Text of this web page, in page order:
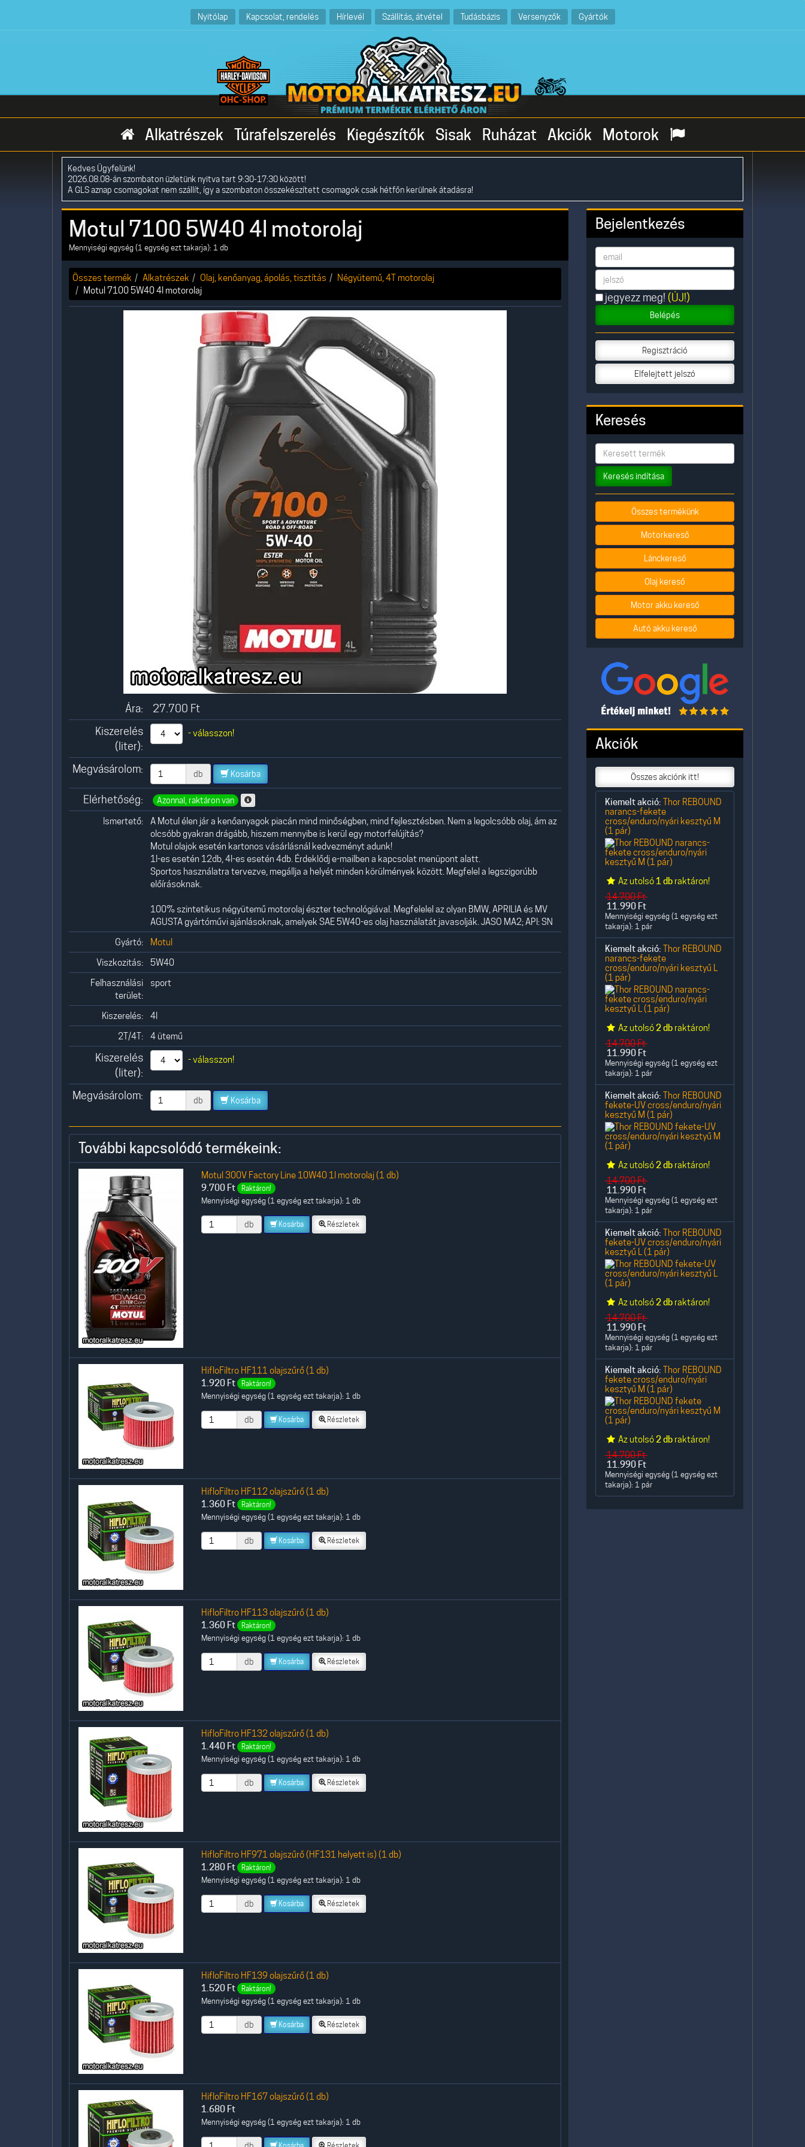
Nyitólap Kapcsolat, rendelés Hírlevél Szállítás, átvétel Tudásbázis Versenyzők Gyártók
Alkatrészek Túrafelszerelés Kiegészítők Sisak Ruházat Akciók Motorok
Kedves Ügyfelünk!
2026.08.08-án szombaton üzletünk nyitva tart 9:30-17:30 között!
A GLS aznap csomagokat nem szállít, így a szombaton összekészített csomagok csak hétfőn kerülnek átadásra!
Motul 7100 5W40 4l motorolaj
Mennyiségi egység (1 egység ezt takarja): 1 db
Összes termék Alkatrészek Olaj, kenőanyag, ápolás, tisztítás
Négyütemű, 4T motorolaj
Motul 7100 5W40 4l motorolaj
Ára: 27.700 Ft
Kiszerelés
(liter):
- válasszon!
Megvásárolom: db Kosárba
Elérhetőség: Azonnal, raktáron van
Ismertető:
A Motul élen jár a kenőanyagok piacán mind minőségben, mind fejlesztésben. Nem a legolcsóbb olaj, ám az
olcsóbb gyakran drágább, hiszem mennyibe is kerül egy motorfelújítás?
Motul olajok esetén kartonos vásárlásnál kedvezményt adunk!
1l-es esetén 12db, 4l-es esetén 4db. Érdeklődj e-mailben a kapcsolat menüpont alatt.
Sportos használatra tervezve, megállja a helyét minden körülmények között. Megfelel a legszigorúbb
előírásoknak.
100% szintetikus négyütemű motorolaj észter technológiával. Megfelelel az olyan BMW, APRILIA és MV
AGUSTA gyártóművi ajánlásoknak, amelyek SAE 5W40-es olaj használatát javasolják. JASO MA2; API: SN
Gyártó:
Motul
Viszkozitás:
5W40
Felhasználási
terület:
sport
Kiszerelés:
4l
2T/4T:
4 ütemű
Kiszerelés
(liter):
- válasszon!
Megvásárolom: db Kosárba
További kapcsolódó termékeink:
Motul 300V Factory Line 10W40 1l motorolaj (1 db)
9.700 Ft Raktáron!
Mennyiségi egység (1 egység ezt takarja): 1 db
db Kosárba Részletek
HifloFiltro HF111 olajszűrő (1 db)
1.920 Ft Raktáron!
Mennyiségi egység (1 egység ezt takarja): 1 db
db Kosárba Részletek
HifloFiltro HF112 olajszűrő (1 db)
1.360 Ft Raktáron!
Mennyiségi egység (1 egység ezt takarja): 1 db
db Kosárba Részletek
HifloFiltro HF113 olajszűrő (1 db)
1.360 Ft Raktáron!
Mennyiségi egység (1 egység ezt takarja): 1 db
db Kosárba Részletek
HifloFiltro HF132 olajszűrő (1 db)
1.440 Ft Raktáron!
Mennyiségi egység (1 egység ezt takarja): 1 db
db Kosárba Részletek
HifloFiltro HF971 olajszűrő (HF131 helyett is) (1 db)
1.280 Ft Raktáron!
Mennyiségi egység (1 egység ezt takarja): 1 db
db Kosárba Részletek
HifloFiltro HF139 olajszűrő (1 db)
1.520 Ft Raktáron!
Mennyiségi egység (1 egység ezt takarja): 1 db
db Kosárba Részletek
HifloFiltro HF167 olajszűrő (1 db)
1.680 Ft
Mennyiségi egység (1 egység ezt takarja): 1 db
Bejelentkezés
jegyezz meg! (ÚJ!)
Belépés
Regisztráció
Elfelejtett jelszó
Keresés
Keresés indítása
Összes termékünk
Motorkereső
Lánckereső
Olaj kereső
Motor akku kereső
Autó akku kereső
Akciók
Összes akciónk itt!
Kiemelt akció: Thor REBOUND
narancs-fekete
cross/enduro/nyári kesztyű M
(1 pár)
Az utolsó 1 db raktáron!
14.700Ft
11.990 Ft
Mennyiségi egység (1 egység ezt
takarja): 1 pár
Kiemelt akció: Thor REBOUND
narancs-fekete
cross/enduro/nyári kesztyű L
(1 pár)
Az utolsó2 db raktáron!
14.700Ft
11.990 Ft
Mennyiségi egység (1 egység ezt
takarja): 1 pár
Kiemelt akció: Thor REBOUND
fekete-UV cross/enduro/nyári
kesztyű M (1 pár)
Az utolsó2 db raktáron!
14.700Ft
11.990 Ft
Mennyiségi egység (1 egység ezt
takarja): 1 pár
Kiemelt akció: Thor REBOUND
fekete-UV cross/enduro/nyári
kesztyű L (1 pár)
Az utolsó2 db raktáron!
14.700Ft
11.990 Ft
Mennyiségi egység (1 egység ezt
takarja): 1 pár
Kiemelt akció: Thor REBOUND
fekete cross/enduro/nyári
kesztyű M (1 pár)
Az utolsó2 db raktáron!
14.700Ft
11.990 Ft
Mennyiségi egység (1 egység ezt
takarja): 1 pár